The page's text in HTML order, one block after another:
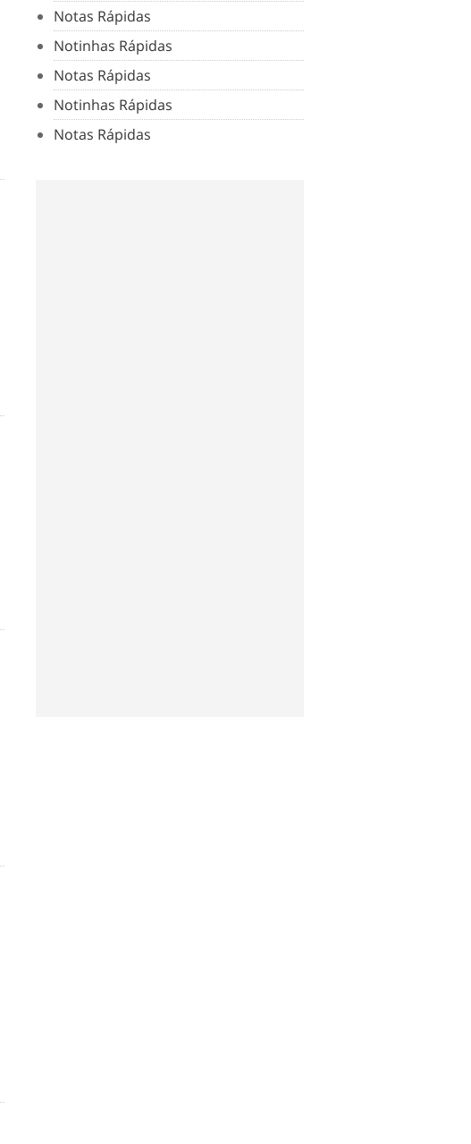
Notas Rápidas
Notinhas Rápidas
Notas Rápidas
Notinhas Rápidas
Notas Rápidas